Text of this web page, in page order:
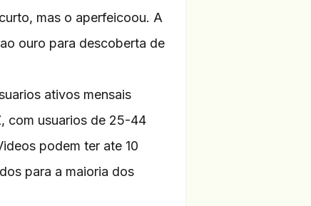
mas o aperfeicoou. A
ouro para descoberta de
ativos mensais
com usuarios de 25-44
podem ter ate 10
para a maioria dos